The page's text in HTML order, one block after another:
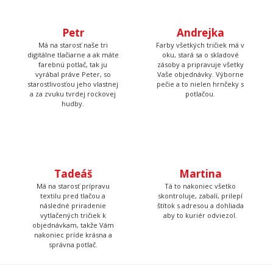
Petr
Má na starosť naše tri
digitálne tlačiarne a ak máte
farebnú potlač, tak ju
vyrábal práve Peter, so
starostlivosťou jeho vlastnej
a za zvuku tvrdej rockovej
hudby.
Andrejka
Farby všetkých tričiek má v
oku, stará sa o skladové
zásoby a pripravuje všetky
Vaše objednávky. Výborne
pečie a to nielen hrnčeky s
potlačou.
Tadeáš
Má na starosť prípravu
textilu pred tlačou a
následné priradenie
vytlačených tričiek k
objednávkam, takže Vám
nakoniec príde krásna a
správna potlač.
Martina
Tá to nakoniec všetko
skontroluje, zabalí, prilepí
štítok s adresou a dohliada
aby to kuriér odviezol.